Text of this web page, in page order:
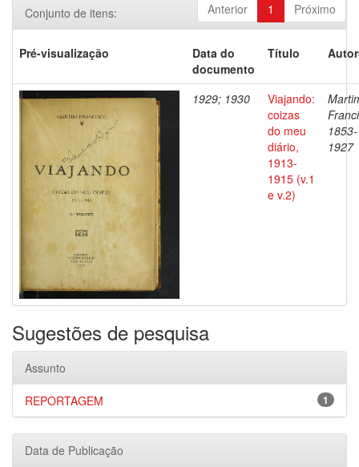
Anterior 1 Próximo
Conjunto de itens:
Pré-visualização
Data do
documento
Título
1929; 1930
Viajando:
coizas
do meu
diário,
1913-
1915 (v.1
e v.2)
1853-
1927
Sugestões de pesquisa
Assunto
1
REPORTAGEM
Data de Publicação